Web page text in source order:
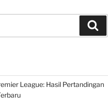
League: Hasil Pertandingan